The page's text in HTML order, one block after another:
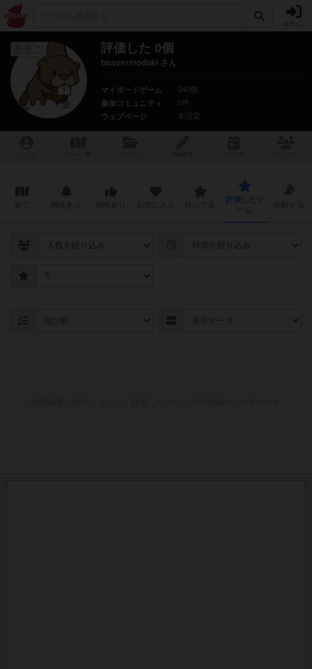
評価した 0個
beavermodoki さん
マイボードゲーム
140個
参加コミュニティ
0件
ウェブページ
未設定
評価したゲ
ーム